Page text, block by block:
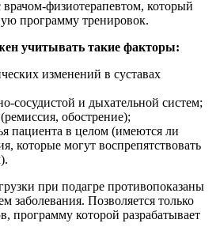
врачом-физиотерапевтом, который
программу тренировок.
учитывать такие факторы:
изменений в суставах
сосудистой и дыхательной систем;
обострение);
пациента в целом (имеются ли
которые могут воспрепятствовать
при подагре противопоказаны
заболевания. Позволяется только
программу которой разрабатывает